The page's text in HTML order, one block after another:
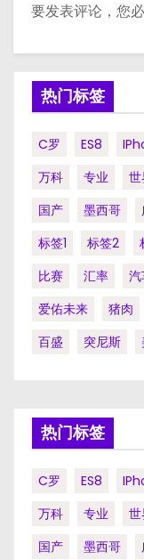
要发表评论，您
热门标签
C罗 ES8
万科
专业
国产
墨西哥
标签1
标签2
比赛
汇率
爱佑未来
猪肉
百盛
突尼斯
热门标签
C罗 ES8
万科
专业
国产
墨西哥